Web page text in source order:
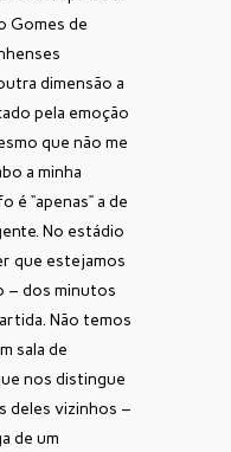
Gomes de
dimensão a
pela emoção
que não me
a minha
“apenas” a de
No estádio
que estejamos
– dos minutos
Não temos
sala de
nos distingue
deles vizinhos –
de um